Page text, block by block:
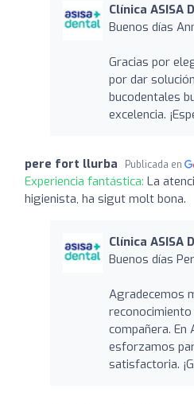
Clínica ASISA
Buenos días
Gracias por
por dar
bucodentales
excelencia.
pere fort llurba Publicada en
Experiencia fantástica: La
higienista, ha sigut molt bona.
Clínica ASISA
Buenos días
Agradecemos
compañera. En
esforzamos
satisfactoria.